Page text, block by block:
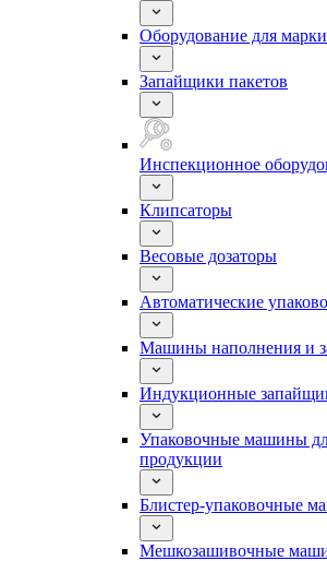
Оборудование для
Запайщики пакетов
Инспекционное
Клипсаторы
Весовые дозаторы
Автоматические
Машины наполнения и
Индукционные
Упаковочные машины
продукции
Блистер-упаковочные
Мешкозашивочные